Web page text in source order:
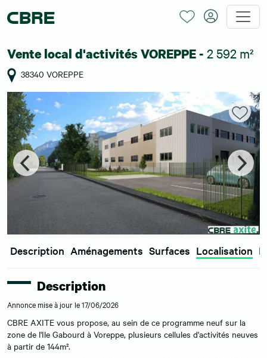
Vente local d'activités VOREPPE - 2 592 m²
38340 VOREPPE
Description Aménagements Surfaces Localisation
Description
Annonce mise à jour le 17/06/2026
CBRE AXITE vous propose, au sein de ce programme neuf sur la
zone de l'Ile Gabourd à Voreppe, plusieurs cellules d'activités neuves
à partir de 144m².